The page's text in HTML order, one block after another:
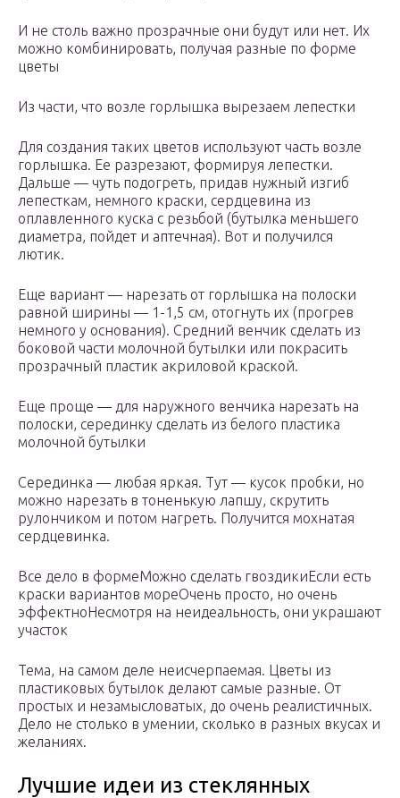
И не столь важно прозрачные они будут или нет. Их
можно комбинировать, получая разные по форме
цветы
Из части, что возле горлышка вырезаем лепестки
Для создания таких цветов используют часть возле
горлышка. Ее разрезают, формируя лепестки.
Дальше — чуть подогреть, придав нужный изгиб
лепесткам, немного краски, сердцевина из
оплавленного куска с резьбой (бутылка меньшего
диаметра, пойдет и аптечная). Вот и получился
лютик.
Еще вариант — нарезать от горлышка на полоски
равной ширины — 1-1,5 см, отогнуть их (прогрев
немного у основания). Средний венчик сделать из
боковой части молочной бутылки или покрасить
прозрачный пластик акриловой краской.
Еще проще — для наружного венчика нарезать на
полоски, серединку сделать из белого пластика
молочной бутылки
Серединка — любая яркая. Тут — кусок пробки, но
можно нарезать в тоненькую лапшу, скрутить
рулончиком и потом нагреть. Получится мохнатая
сердцевинка.
Все дело в формеМожно сделать гвоздикиЕсли есть
краски вариантов мореОчень просто, но очень
эффектноНесмотря на неидеальность, они украшают
участок
Тема, на самом деле неисчерпаемая. Цветы из
пластиковых бутылок делают самые разные. От
простых и незамысловатых, до очень реалистичных.
Дело не столько в умении, сколько в разных вкусах и
желаниях.
Лучшие идеи из стеклянных